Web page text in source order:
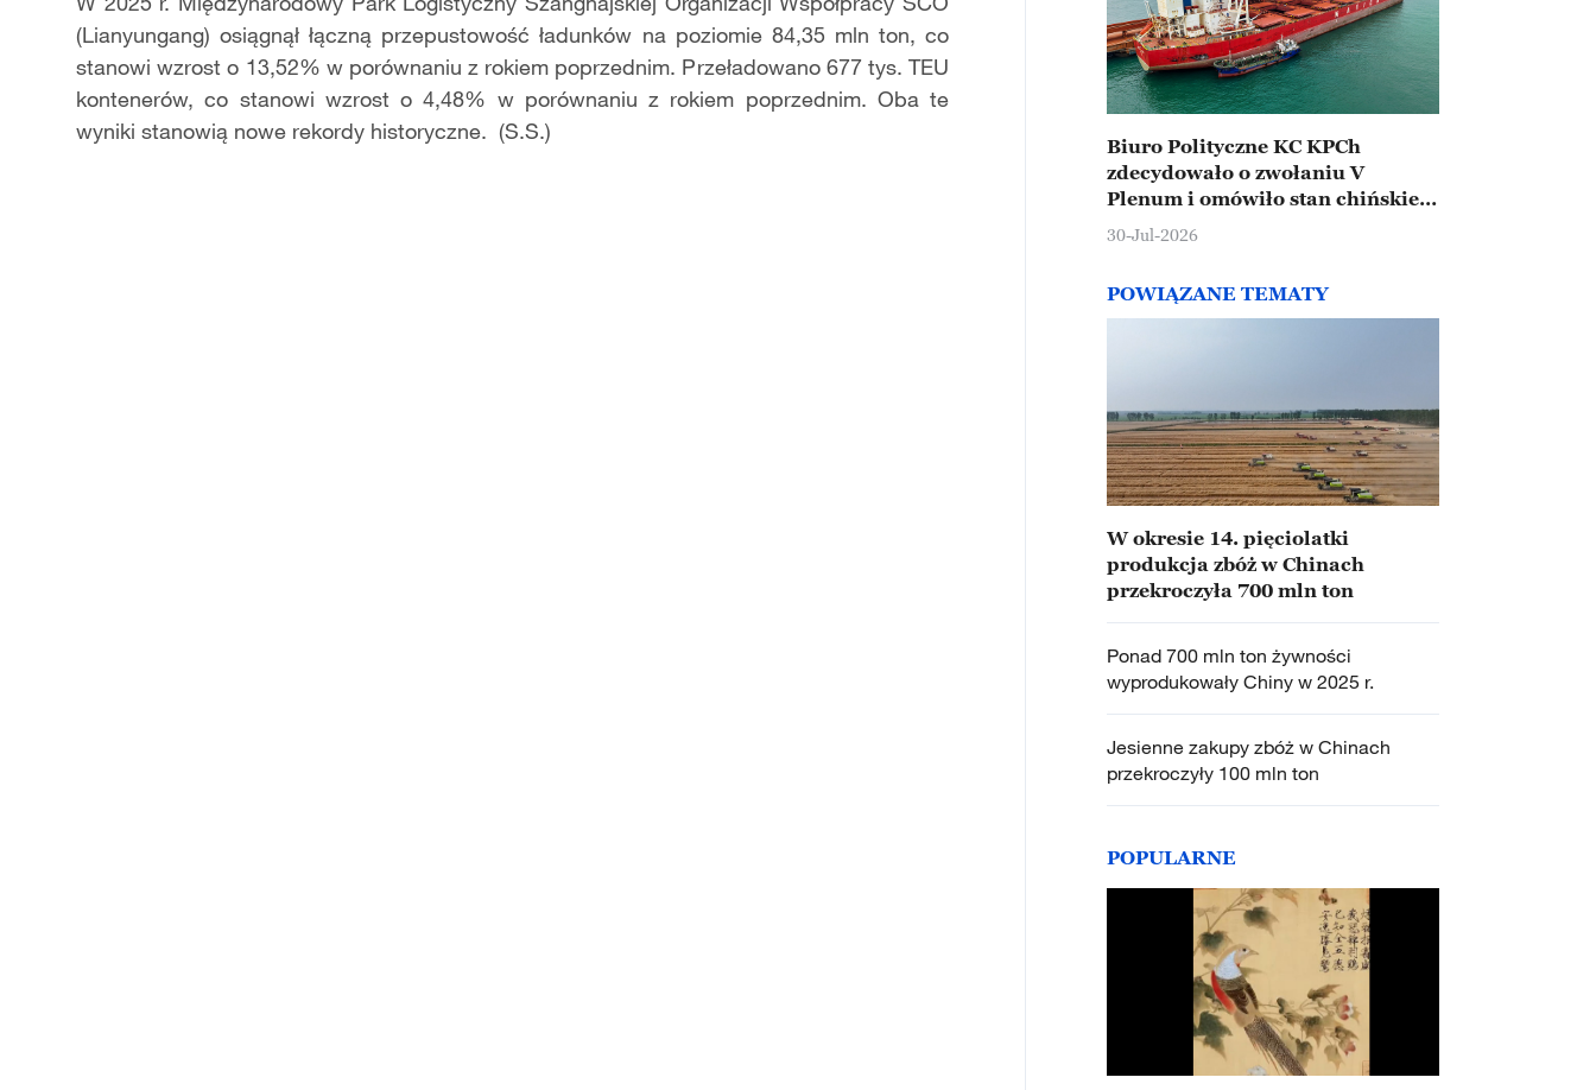
(Lianyungang) osiągnął łączną przepustowość ładunków na poziomie 84,35 mln ton, co
stanowi wzrost o 13,52% w porównaniu z rokiem poprzednim. Przeładowano 677 tys. TEU
kontenerów, co stanowi wzrost o 4,48% w porównaniu z rokiem poprzednim. Oba te
wyniki stanowią nowe rekordy historyczne. (S.S.)
Biuro Polityczne KC KPCh
zdecydowało o zwołaniu V
Plenum i omówiło stan chińskiej
gospodarki
30-Jul-2026
POWIĄZANE TEMATY
W okresie 14. pięciolatki
produkcja zbóż w Chinach
przekroczyła 700 mln ton
Ponad 700 mln ton żywności
wyprodukowały Chiny w 2025 r.
Jesienne zakupy zbóż w Chinach
przekroczyły 100 mln ton
POPULARNE